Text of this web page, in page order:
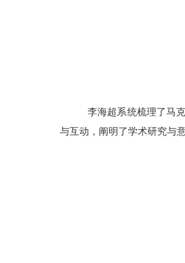
李海超系统梳理了马
与互动，阐明了学术研究与